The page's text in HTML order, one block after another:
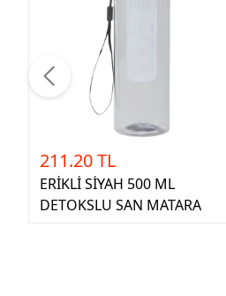
211.20 TL
ERİKLİ SİYAH 500 ML
DETOKSLU SAN MATARA